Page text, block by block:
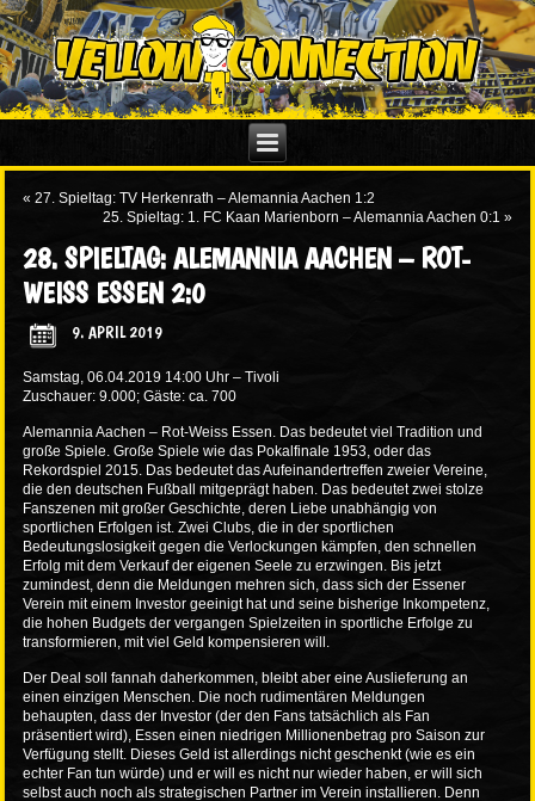
«27. Spieltag: TV Herkenrath – Alemannia Aachen 1:2
25. Spieltag: 1. FC Kaan Marienborn – Alemannia Aachen 0:1 »
28. SPIELTAG: ALEMANNIA AACHEN – ROT-
WEISS ESSEN 2:0
9. APRIL 2019
Samstag, 06.04.2019 14:00 Uhr – Tivoli
Zuschauer: 9.000; Gäste: ca. 700
Alemannia Aachen – Rot-Weiss Essen. Das bedeutet viel Tradition und
große Spiele. Große Spiele wie das Pokalfinale 1953, oder das
Rekordspiel 2015. Das bedeutet das Aufeinandertreffen zweier Vereine,
die den deutschen Fußball mitgeprägt haben. Das bedeutet zwei stolze
Fanszenen mit großer Geschichte, deren Liebe unabhängig von
sportlichen Erfolgen ist. Zwei Clubs, die in der sportlichen
Bedeutungslosigkeit gegen die Verlockungen kämpfen, den schnellen
Erfolg mit dem Verkauf der eigenen Seele zu erzwingen. Bis jetzt
zumindest, denn die Meldungen mehren sich, dass sich der Essener
Verein mit einem Investor geeinigt hat und seine bisherige Inkompetenz,
die hohen Budgets der vergangen Spielzeiten in sportliche Erfolge zu
transformieren, mit viel Geld kompensieren will.
Der Deal soll fannah daherkommen, bleibt aber eine Auslieferung an
einen einzigen Menschen. Die noch rudimentären Meldungen
behaupten, dass der Investor (der den Fans tatsächlich als Fan
präsentiert wird), Essen einen niedrigen Millionenbetrag pro Saison zur
Verfügung stellt. Dieses Geld ist allerdings nicht geschenkt (wie es ein
echter Fan tun würde) und er will es nicht nur wieder haben, er will sich
selbst auch noch als strategischen Partner im Verein installieren. Denn